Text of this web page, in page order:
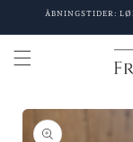
Gå til
ÅBNINGSTIDER:
til